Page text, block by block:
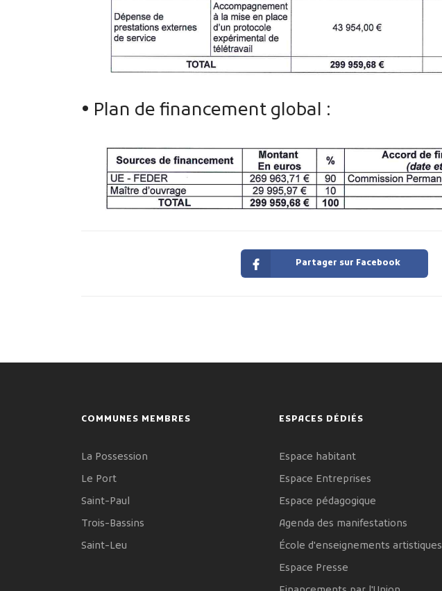
• Plan de financement global :
Partager sur Facebook
COMMUNES MEMBRES
La Possession
Le Port
Saint-Paul
Trois-Bassins
Saint-Leu
ESPACES DÉDIÉS
Espace habitant
Espace Entreprises
Espace pédagogique
Agenda des manifestations
École d'enseignements artistiques
Espace Presse